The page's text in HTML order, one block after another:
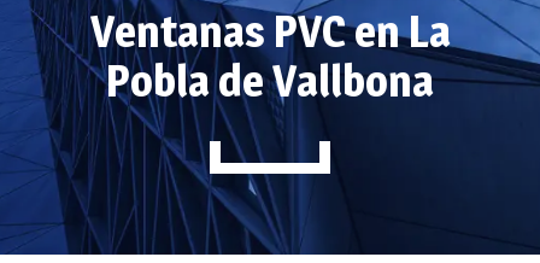
Ventanas PVC en La
Pobla de Vallbona